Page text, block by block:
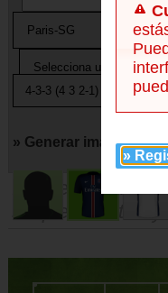
» Generar imagen con
Puedes sustituir
simple arrastrar y
»